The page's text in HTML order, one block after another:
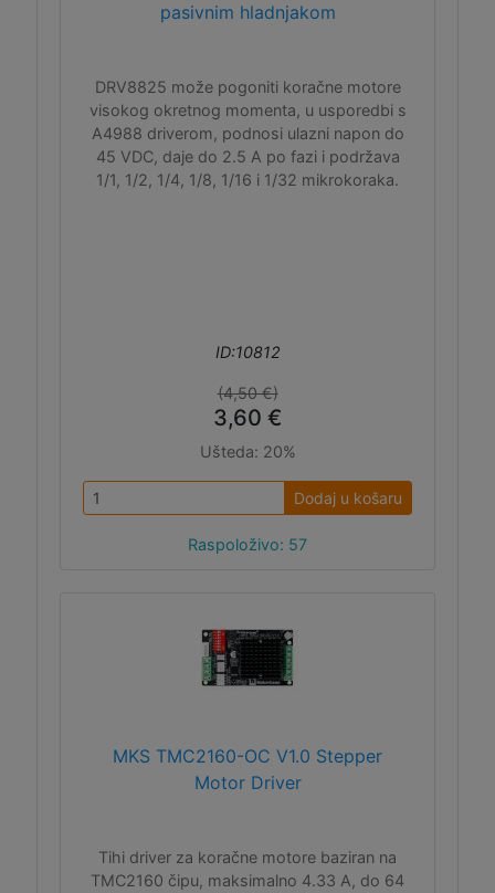
pasivnim hladnjakom
DRV8825 može pogoniti koračne motore
visokog okretnog momenta, u usporedbi s
A4988 driverom, podnosi ulazni napon do
45 VDC, daje do 2.5 A po fazi i podržava
1/1, 1/2, 1/4, 1/8, 1/16 i 1/32 mikrokoraka.
ID:10812
(4,50 €)
3,60 €
Ušteda: 20%
Dodaj u košaru
Raspoloživo: 57
MKS TMC2160-OC V1.0 Stepper
Motor Driver
Tihi driver za koračne motore baziran na
TMC2160 čipu, maksimalno 4.33 A, do 64